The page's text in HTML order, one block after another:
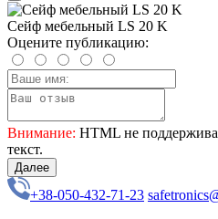
Сейф мебельный LS 20 K
Оцените публикацию:
Внимание: HTML не
текст.
Далее
+38-050-432-71-23